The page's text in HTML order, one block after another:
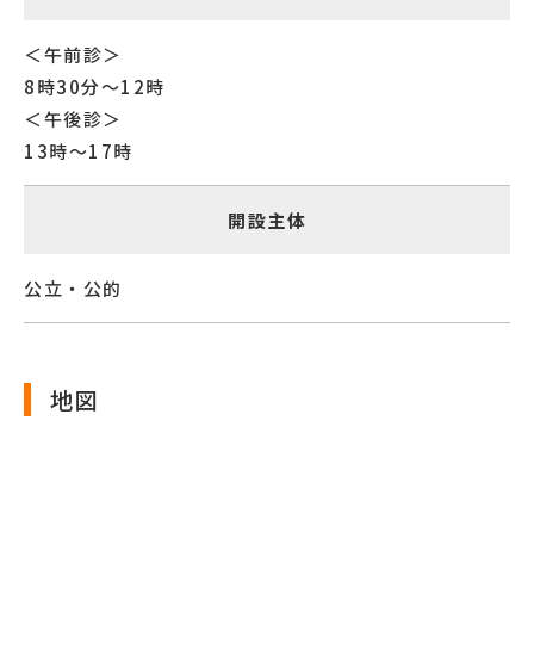
＜午前診＞
8時30分～12時
＜午後診＞
13時～17時
開設主体
公立・公的
地図